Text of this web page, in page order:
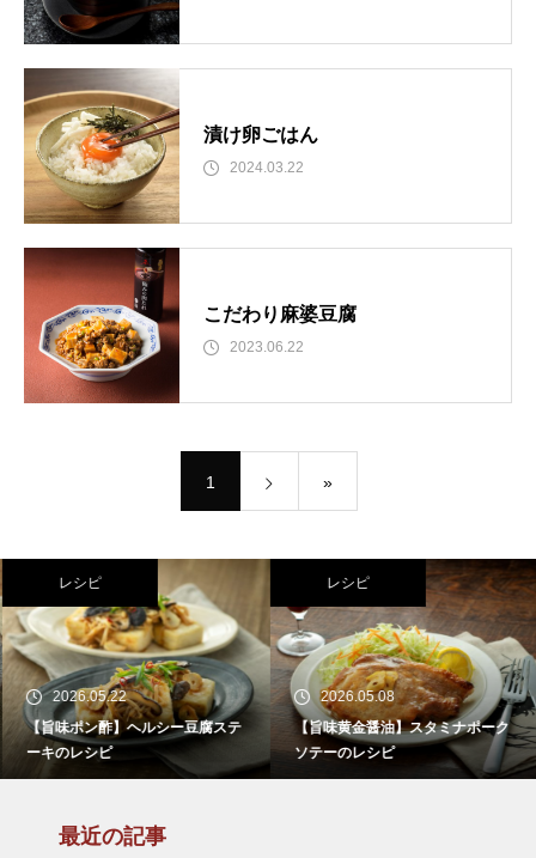
漬け卵ごはん
2024.03.22
こだわり麻婆豆腐
2023.06.22
1 »
レシピ
2026.05.22
【旨味ポン酢】ヘルシー豆腐ステ
ーキのレシピ
レシピ
2026.05.08
【旨味黄金醤油】スタミナポーク
ソテーのレシピ
最近の記事